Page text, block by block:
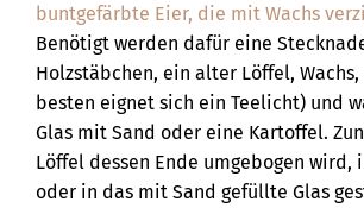
buntgefärbte Eier, die mit Wachs
Benötigt werden dafür eine
Holzstäbchen, ein alter Löffel, Wachs,
besten eignet sich ein Teelicht) und
Glas mit Sand oder eine Kartoffel.
Löffel dessen Ende umgebogen wird,
oder in das mit Sand gefüllte Glas